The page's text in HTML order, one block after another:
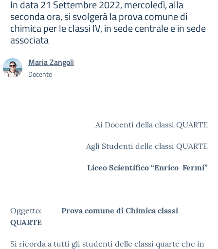
In data 21 Settembre 2022, mercoledì, alla
seconda ora, si svolgerà la prova comune di
chimica per le classi IV, in sede centrale e in sede
associata
Maria Zangoli
Docente
Ai Docenti della classi QUARTE
Agli Studenti delle classi QUARTE
Liceo Scientifico “Enrico Fermi”
Oggetto: Prova comune di Chimica classi
QUARTE
Si ricorda a tutti gli studenti delle classi quarte che in